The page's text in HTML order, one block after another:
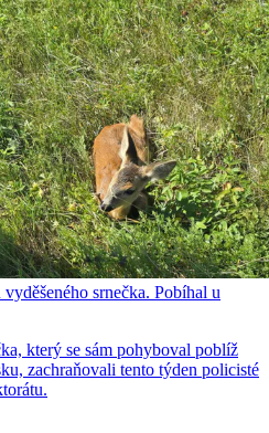
srnečka. Pobíhal u
který se sám pohyboval poblíž
zachraňovali tento týden policisté